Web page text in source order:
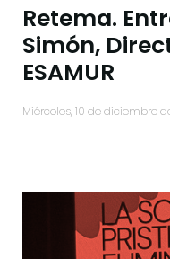
Retema.
Simón,
ESAMUR
miércoles, 10 de diciembre